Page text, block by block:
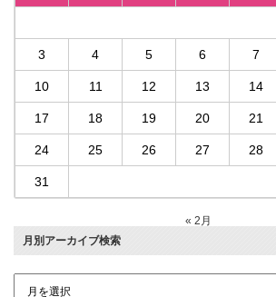
3 4 5 6 7
10 11 12 13 14
17 18 19 20 21
24 25 26 27 28
31
« 2月
月別アーカイブ検索